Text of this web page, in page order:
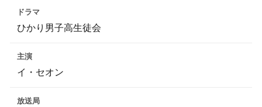
ドラマ
ひかり男子高生徒会
主演
イ・セオン
放送局